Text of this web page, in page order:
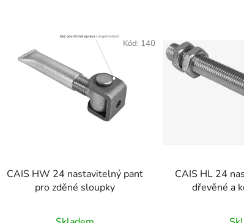
CAIS HW 24 nastavitelný pant
pro zděné sloupky
Kód: 140
CAIS HL 24
dřevěné a